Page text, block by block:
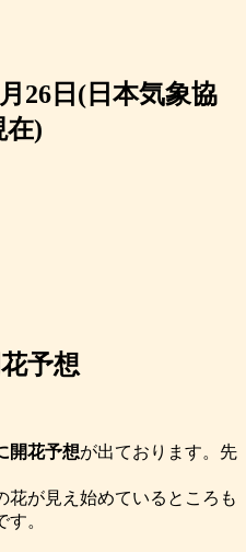
26日(日本気象協
在)
予想
開花予想が出ております。先
花が見え始めているところも
。